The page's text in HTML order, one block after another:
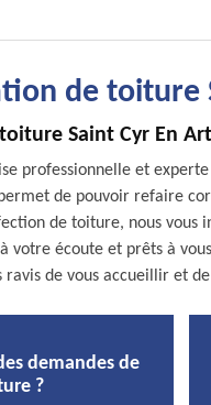
de toiture
Saint Cyr En
professionnelle et
de pouvoir refaire
de toiture, nous vous
votre écoute et prêts à
ravis de vous accueillir et
demandes de
?